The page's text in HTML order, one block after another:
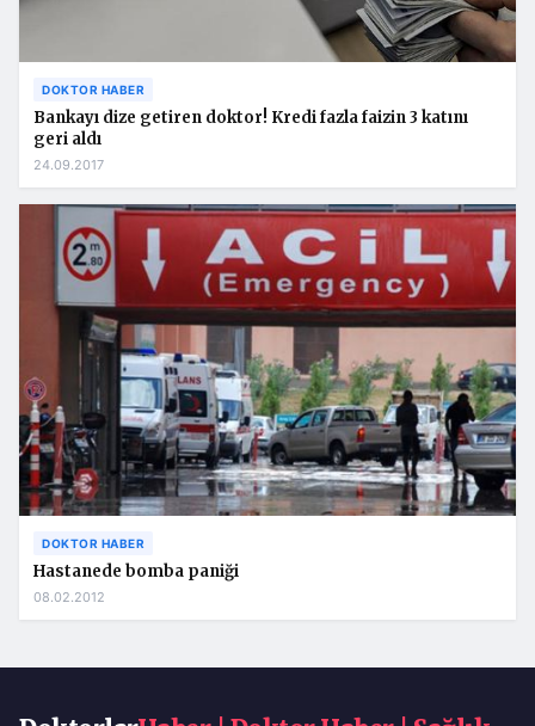
DOKTOR HABER
Bankayı dize getiren doktor! Kredi fazla faizin 3 katını
geri aldı
24.09.2017
DOKTOR HABER
Hastanede bomba paniği
08.02.2012